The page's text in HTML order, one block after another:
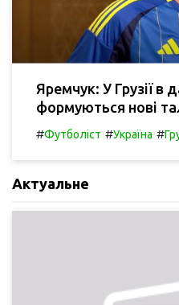
Яремчук: У Грузії в
формуються нові
#Футболіст #Україна #
Актуальне